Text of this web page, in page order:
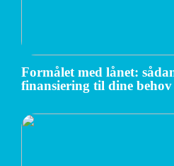
Formålet med lånet:
finansiering til dine behov